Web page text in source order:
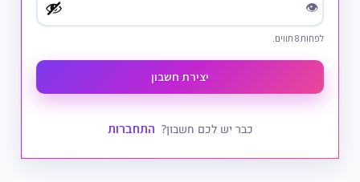
👁
לפחות 8 תווים.
יצירת חשבון
כבר יש לכם חשבון? התחברות